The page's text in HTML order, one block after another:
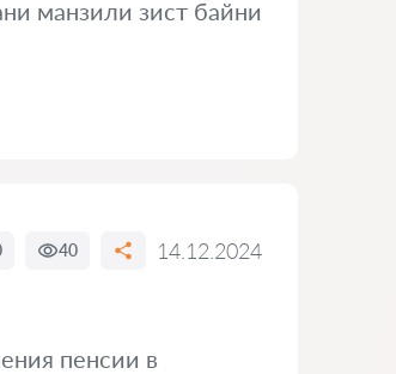
манзили зист байни
40 14.12.2024
пенсии в